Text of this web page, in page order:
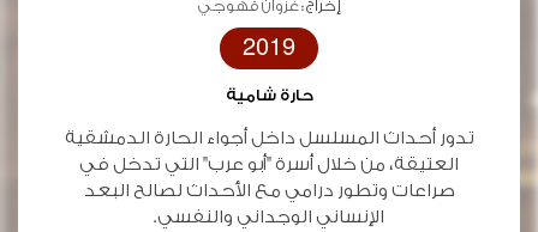
إخراج :غزوان قهوجي
2019
حارة شامية
تدور أحداث المسلسل داخل أجواء الحارة الدمشقية
العتيقة، من خلال أسرة "أبو عرب" التي تدخل في
صراعات وتطور درامي مع الأحداث لصالح البعد
الإنساني الوجداني والنفسي.